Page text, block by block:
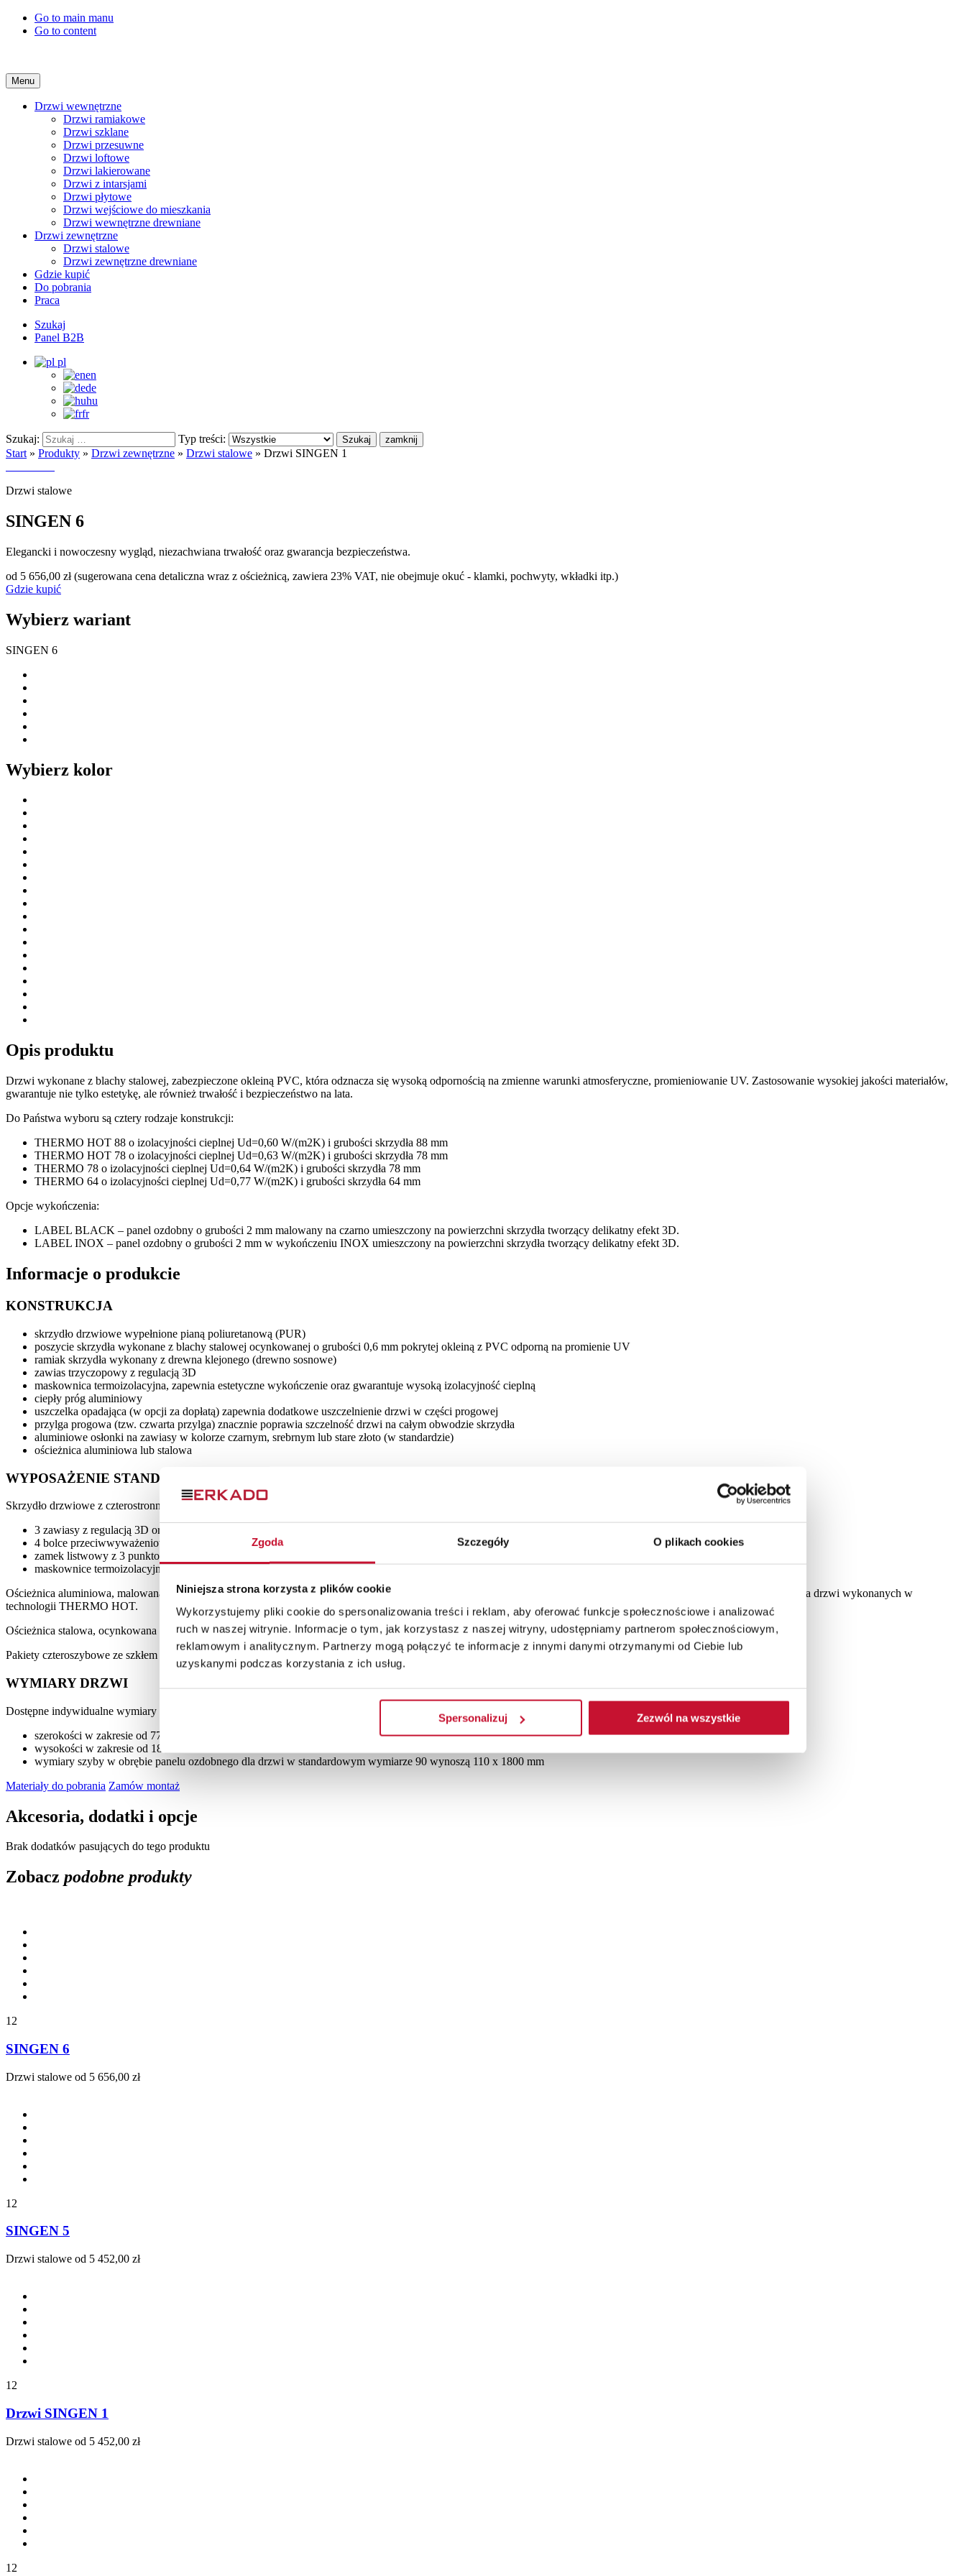
Zgoda Szczegóły O plikach cookies
Niniejsza strona korzysta z plików cookie
Wykorzystujemy pliki cookie do spersonalizowania treści i reklam, aby oferować funkcje społecznościowe i analizować
ruch w naszej witrynie. Informacje o tym, jak korzystasz z naszej witryny, udostępniamy partnerom społecznościowym,
reklamowym i analitycznym. Partnerzy mogą połączyć te informacje z innymi danymi otrzymanymi od Ciebie lub
uzyskanymi podczas korzystania z ich usług.
Spersonalizuj Zezwól na wszystkie
Go to main manu
Go to content
Menu
Drzwi wewnętrzne
Drzwi ramiakowe
Drzwi szklane
Drzwi przesuwne
Drzwi loftowe
Drzwi lakierowane
Drzwi z intarsjami
Drzwi płytowe
Drzwi wejściowe do mieszkania
Drzwi wewnętrzne drewniane
Drzwi zewnętrzne
Drzwi stalowe
Drzwi zewnętrzne drewniane
Gdzie kupić
Do pobrania
Praca
Szukaj
Panel B2B
pl
en
de
hu
fr
Szukaj: Typ treści: Szukaj zamknij
Start » Produkty » Drzwi zewnętrzne » Drzwi stalowe » Drzwi SINGEN 1
Drzwi stalowe
SINGEN 6
Elegancki i nowoczesny wygląd, niezachwiana trwałość oraz gwarancja bezpieczeństwa.
od 5 656,00 zł (sugerowana cena detaliczna wraz z ościeżnicą, zawiera 23% VAT, nie obejmuje okuć - klamki, pochwyty, wkładki itp.)
Gdzie kupić
Wybierz wariant
SINGEN 6
Wybierz kolor
Opis produktu
Drzwi wykonane z blachy stalowej, zabezpieczone okleiną PVC, która odznacza się wysoką odpornością na zmienne warunki atmosferyczne, promieniowanie UV. Zastosowanie wysokiej jakości materiałów,
gwarantuje nie tylko estetykę, ale również trwałość i bezpieczeństwo na lata.
Do Państwa wyboru są cztery rodzaje konstrukcji:
THERMO HOT 88 o izolacyjności cieplnej Ud=0,60 W/(m2K) i grubości skrzydła 88 mm
THERMO HOT 78 o izolacyjności cieplnej Ud=0,63 W/(m2K) i grubości skrzydła 78 mm
THERMO 78 o izolacyjności cieplnej Ud=0,64 W/(m2K) i grubości skrzydła 78 mm
THERMO 64 o izolacyjności cieplnej Ud=0,77 W/(m2K) i grubości skrzydła 64 mm
Opcje wykończenia:
LABEL BLACK – panel ozdobny o grubości 2 mm malowany na czarno umieszczony na powierzchni skrzydła tworzący delikatny efekt 3D.
LABEL INOX – panel ozdobny o grubości 2 mm w wykończeniu INOX umieszczony na powierzchni skrzydła tworzący delikatny efekt 3D.
Informacje o produkcie
KONSTRUKCJA
skrzydło drzwiowe wypełnione pianą poliuretanową (PUR)
poszycie skrzydła wykonane z blachy stalowej ocynkowanej o grubości 0,6 mm pokrytej okleiną z PVC odporną na promienie UV
ramiak skrzydła wykonany z drewna klejonego (drewno sosnowe)
zawias trzyczopowy z regulacją 3D
maskownica termoizolacyjna, zapewnia estetyczne wykończenie oraz gwarantuje wysoką izolacyjność cieplną
ciepły próg aluminiowy
uszczelka opadająca (w opcji za dopłatą) zapewnia dodatkowe uszczelnienie drzwi w części progowej
przylga progowa (tzw. czwarta przylga) znacznie poprawia szczelność drzwi na całym obwodzie skrzydła
aluminiowe osłonki na zawiasy w kolorze czarnym, srebrnym lub stare złoto (w standardzie)
ościeżnica aluminiowa lub stalowa
WYPOSAŻENIE STANDARDOWE
Skrzydło drzwiowe z czterostronną przylgą, z ramą z drewna klejonego, wypełnione pianą PUR wyposażone w:
3 zawiasy z regulacją 3D oraz osłonki
4 bolce przeciwwyważeniowe
zamek listwowy z 3 punktowym ryglowaniem
maskownice termoizolacyjne
Ościeżnica aluminiowa, malowana na czarno i oklejona w kolorze skrzydła drzwiowego wyposażona w ciepły próg aluminiowy i pełną listwę zaczepową z regulacją docisku dla drzwi wykonanych w
technologii THERMO HOT.
Ościeżnica stalowa, ocynkowana i oklejona w kolorze skrzydła drzwiowego, wyposażona w ciepły próg aluminiowy, dla drzwi wykonanych w technologii THERMO.
Pakiety czteroszybowe ze szkłem hartowanym od zewnątrz ESG. W pakietach szybowych w standardzie stosowana czarna ramka.
WYMIARY DRZWI
Dostępne indywidualne wymiary drzwi wraz z ościeżnicą:
szerokości w zakresie od 770 mm do 1210 mm co 10 mm
wysokości w zakresie od 1800 mm do 2480 mm co 10 mm
wymiary szyby w obrębie panelu ozdobnego dla drzwi w standardowym wymiarze 90 wynoszą 110 x 1800 mm
Materiały do pobrania Zamów montaż
Akcesoria, dodatki i opcje
Brak dodatków pasujących do tego produktu
Zobacz podobne produkty
12
SINGEN 6
Drzwi stalowe od 5 656,00 zł
12
SINGEN 5
Drzwi stalowe od 5 452,00 zł
12
Drzwi SINGEN 1
Drzwi stalowe od 5 452,00 zł
12